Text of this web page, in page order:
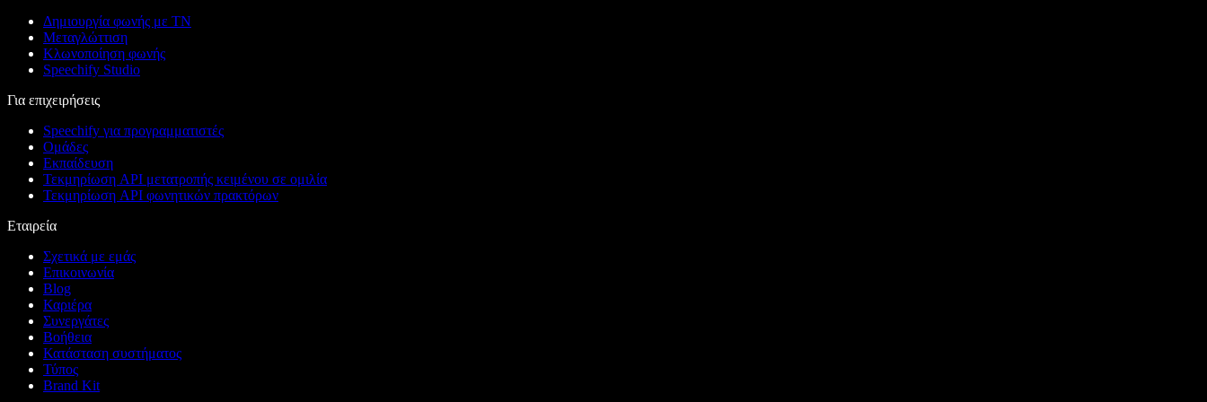
Δημιουργία φωνής με ΤΝ
Μεταγλώττιση
Κλωνοποίηση φωνής
Speechify Studio
Για επιχειρήσεις
Speechify για προγραμματιστές
Ομάδες
Εκπαίδευση
Τεκμηρίωση API μετατροπής κειμένου σε ομιλία
Τεκμηρίωση API φωνητικών πρακτόρων
Εταιρεία
Σχετικά με εμάς
Επικοινωνία
Blog
Καριέρα
Συνεργάτες
Βοήθεια
Κατάσταση συστήματος
Τύπος
Brand Kit